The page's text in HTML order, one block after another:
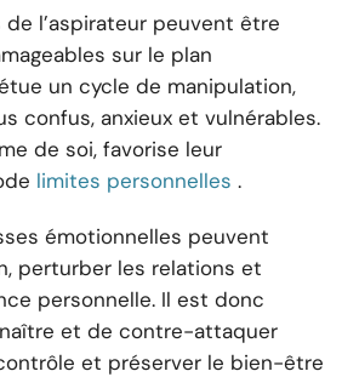
l’aspirateur peuvent être
sur le plan
un cycle de manipulation,
confus, anxieux et vulnérables.
de soi, favorise leur
limites personnelles .
émotionnelles peuvent
perturber les relations et
personnelle. Il est donc
et de contre-attaquer
et préserver le bien-être